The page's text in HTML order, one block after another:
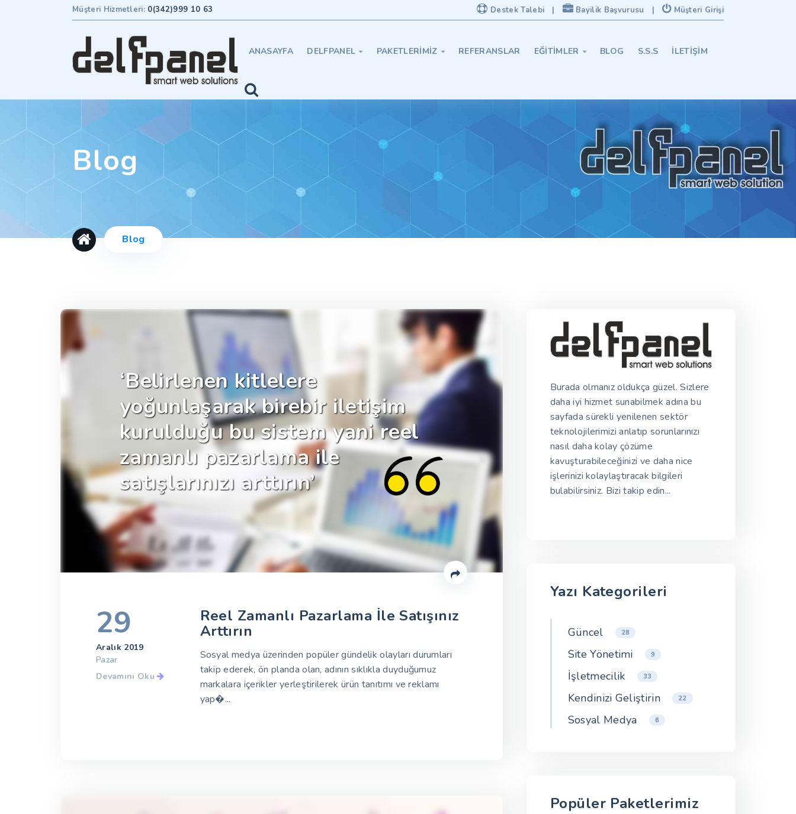
Müşteri Hizmetleri: 0(342)999 10 63 Destek Talebi | Bayilik Başvurusu | Müşteri Girişi
ANASAYFA DELFPANEL  PAKETLERIMIZ  REFERANSLAR EĞITIMLER  BLOG S.S.S İLETIŞIM
Blog
Blog
‘Belirlenen kitlelere
yoğunlaşarak birebir iletişim
kurulduğu bu sistem yani reel
zamanlı pazarlama ile
satışlarınızı arttırın’
29
Aralık 2019
Pazar
Devamını Oku
Reel Zamanlı Pazarlama İle Satışınız
Arttırın
Sosyal medya üzerinden popüler gündelik olayları durumları
takip ederek, ön planda olan, adının sıklıkla duyduğumuz
markalara içerikler yerleştirilerek ürün tanıtımı ve reklamı
yap�...
Burada olmanız oldukça güzel. Sizlere
daha iyi hizmet sunabilmek adına bu
sayfada sürekli yenilenen sektör
teknolojilerimizi anlatıp sorunlarınızı
nasıl daha kolay çözüme
kavuşturabileceğinizi ve daha nice
işlerinizi kolaylaştıracak bilgileri
bulabilirsiniz. Bizi takip edin...
Yazı Kategorileri
Güncel 28
Site Yönetimi 9
İşletmecilik 33
Kendinizi Geliştirin 22
Sosyal Medya 6
Popüler Paketlerimiz